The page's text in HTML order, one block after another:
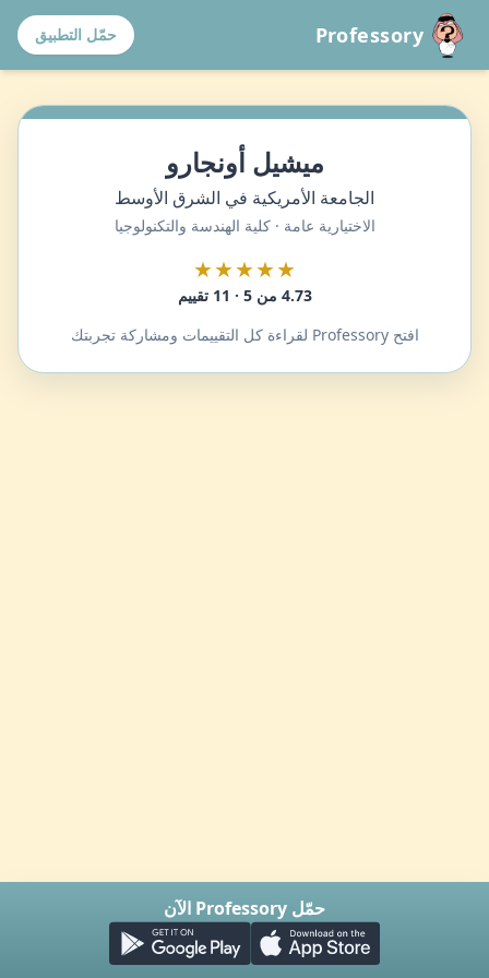
Professory حمّل التطبيق
ميشيل أونجارو
الجامعة الأمريكية في الشرق الأوسط
الاختيارية عامة · كلية الهندسة والتكنولوجيا
★★★★★
4.73 من 5 · 11 تقييم
افتح Professory لقراءة كل التقييمات ومشاركة تجربتك
حمّل Professory الآن